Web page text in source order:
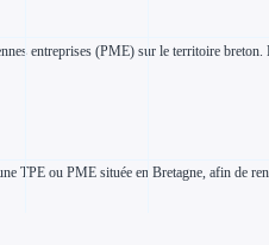
entreprises (PME) sur le territoire
TPE ou PME située en Bretagne, afin de